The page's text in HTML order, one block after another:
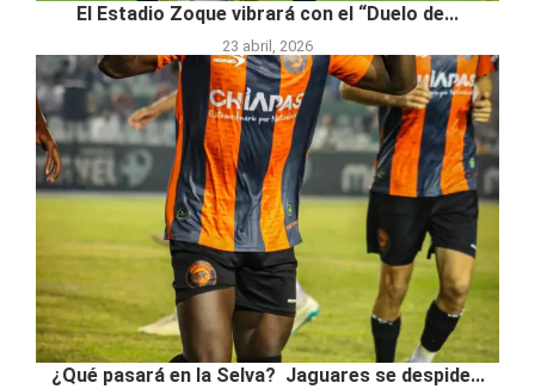
El Estadio Zoque vibrará con el “Duelo de...
23 abril, 2026
¿Qué pasará en la Selva? Jaguares se despide...